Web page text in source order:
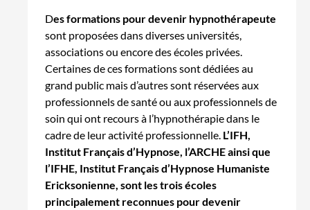
Des formations pour devenir hypnothérapeute
sont proposées dans diverses universités,
associations ou encore des écoles privées.
Certaines de ces formations sont dédiées au
grand public mais d’autres sont réservées aux
professionnels de santé ou aux professionnels de
soin qui ont recours à l’hypnothérapie dans le
cadre de leur activité professionnelle. L’IFH,
Institut Français d’Hypnose, l’ARCHE ainsi que
l’IFHE, Institut Français d’Hypnose Humaniste
Ericksonienne, sont les trois écoles
principalement reconnues pour devenir